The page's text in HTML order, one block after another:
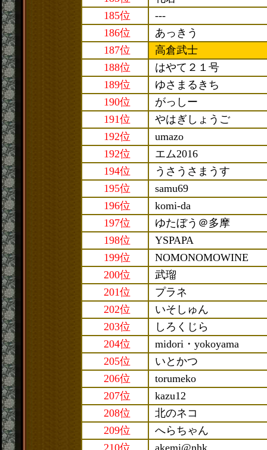
185位
---
186位
あっきう
187位
高倉武士
188位
はやて２１号
189位
ゆさまるきち
190位
がっしー
191位
やはぎしょうご
192位
umazo
192位
エム2016
194位
うさうさまうす
195位
samu69
196位
komi-da
197位
ゆたぼう＠多摩
198位
YSPAPA
199位
NOMONOMOWINE
200位
武瑠
201位
プラネ
202位
いそしゅん
203位
しろくじら
204位
midori・yokoyama
205位
いとかつ
206位
torumeko
207位
kazu12
208位
北のネコ
209位
へらちゃん
210位
akemi@nhk